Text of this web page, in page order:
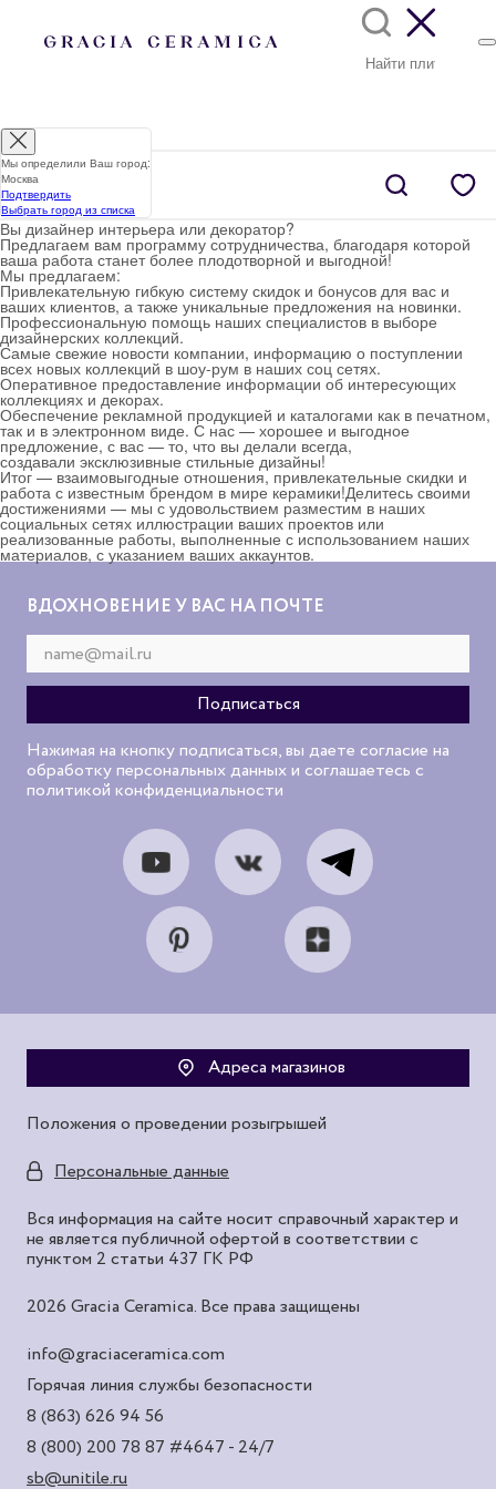
Вы дизайнер интерьера или декоратор?
Предлагаем вам программу сотрудничества, благодаря которой
ваша работа станет более плодотворной и выгодной!
Мы предлагаем:
Привлекательную гибкую систему скидок и бонусов для вас и
ваших клиентов, а также уникальные предложения на новинки.
Профессиональную помощь наших специалистов в выборе
дизайнерских коллекций.
Самые свежие новости компании, информацию о поступлении
всех новых коллекций в шоу-рум в наших соц сетях.
Оперативное предоставление информации об интересующих
коллекциях и декорах.
Обеспечение рекламной продукцией и каталогами как в печатном,
так и в электронном виде. С нас — хорошее и выгодное
предложение, с вас — то, что вы делали всегда,
создавали эксклюзивные стильные дизайны!
Итог — взаимовыгодные отношения, привлекательные скидки и
работа с известным брендом в мире керамики!Делитесь своими
достижениями — мы с удовольствием разместим в наших
социальных сетях иллюстрации ваших проектов или
реализованные работы, выполненные с использованием наших
материалов, с указанием ваших аккаунтов.
ВДОХНОВЕНИЕ У ВАС НА ПОЧТЕ
Нажимая на кнопку подписаться, вы даете согласие на
обработку персональных данных и соглашаетесь с
политикой конфиденциальности
Адреса магазинов
Положения о проведении розыгрышей
Персональные данные
Вся информация на сайте носит справочный характер и
не является публичной офертой в соответствии с
пунктом 2 статьи 437 ГК РФ
2026 Gracia Ceramica. Все права защищены
info@graciaceramica.com
Горячая линия службы безопасности
8 (863) 626 94 56
8 (800) 200 78 87 #4647 - 24/7
sb@unitile.ru
Мы определили Ваш город:
Москва
Подтвердить
Выбрать город из списка